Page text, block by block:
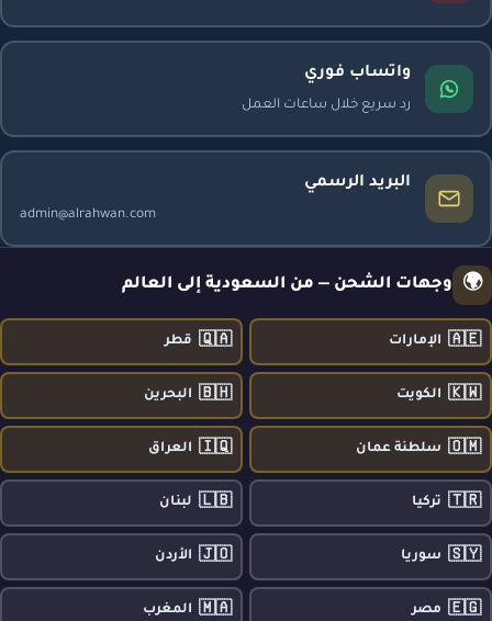
واتساب فوري
رد سريع خلال ساعات العمل
البريد الرسمي
admin@alrahwan.com
🌍 وجهات الشحن — من السعودية إلى العالم
🇦🇪 الإمارات 🇶🇦 قطر
🇰🇼 الكويت 🇧🇭 البحرين
🇴🇲 سلطنة عمان 🇮🇶 العراق
🇹🇷 تركيا 🇱🇧 لبنان
🇸🇾 سوريا 🇯🇴 الأردن
🇪🇬 مصر 🇲🇦 المغرب